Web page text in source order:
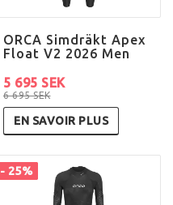
ORCA Simdräkt Apex
Float V2 2026 Men
6 695 SEK
5 695 SEK
EN SAVOIR PLUS
- 25%